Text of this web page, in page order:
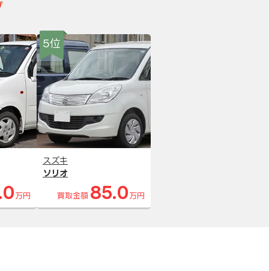
万円
5位
スズキ
ソリオ
買取金額 85.0 万円